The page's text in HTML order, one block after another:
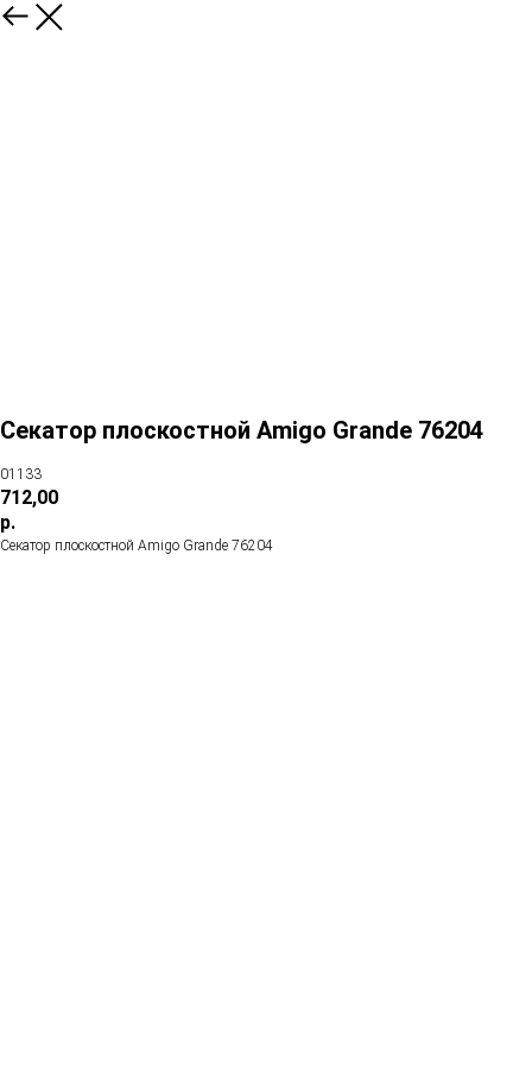
Секатор плоскостной Amigo Grande 76204
01133
712,00
р.
Секатор плоскостной Amigo Grande 76204